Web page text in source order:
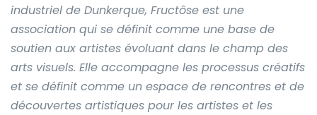
industriel de Dunkerque, Fructôse est une
association qui se définit comme une base de
soutien aux artistes évoluant dans le champ des
arts visuels. Elle accompagne les processus créatifs
et se définit comme un espace de rencontres et de
découvertes artistiques pour les artistes et les